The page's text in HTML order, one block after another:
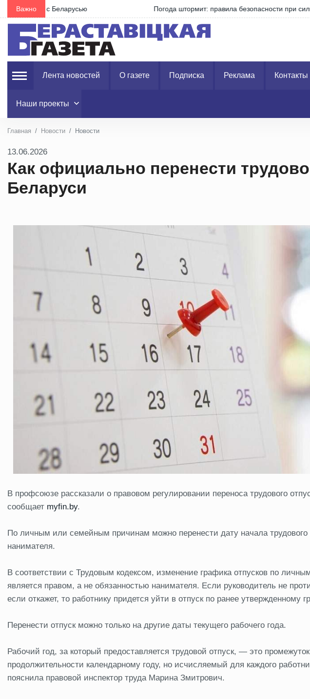
Важно Погода штормит: правила безопасности при сильном ветре, ливнях и грозах
Лента новостей О газете Подписка Реклама Контакты
Наши проекты
Главная Новости Новости
13.06.2026
Как официально перенести
Беларуси
В профсоюзе рассказали о правовом регулировании переноса трудового
сообщает myfin.by.
По личным или семейным причинам можно перенести дату начала трудового
нанимателя.
В соответствии с Трудовым кодексом, изменение графика отпусков по
является правом, а не обязанностью нанимателя. Если руководитель не
если откажет, то работнику придется уйти в отпуск по ранее утвержденному
Перенести отпуск можно только на другие даты текущего рабочего года.
Рабочий год, за который предоставляется трудовой отпуск, — это
продолжительности календарному году, но исчисляемый для каждого
пояснила правовой инспектор труда Марина Змитрович.